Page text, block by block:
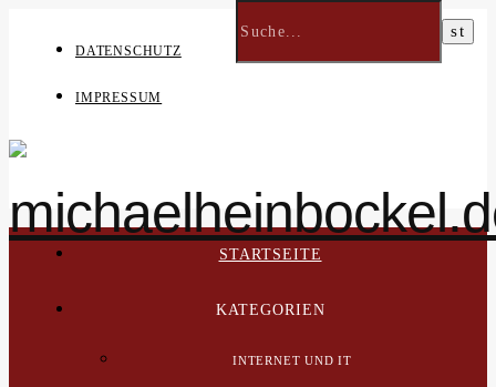
DATENSCHUTZ
IMPRESSUM
STARTSEITE
KATEGORIEN
INTERNET UND IT